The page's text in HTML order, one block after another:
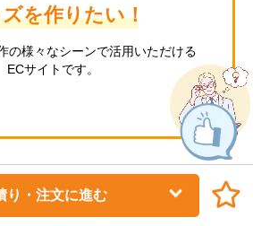
り・注文に進む
を作りたい！
の様々なシーンで活用いただける
ECサイトです。
ブラーやトートバックを始め、 SDGsにも貢献
オーガニック・再生素材・